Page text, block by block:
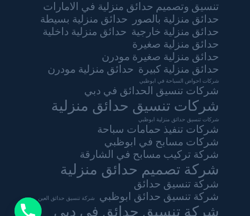
تنسيق وتصميم حدائق منزلية في الامارات
حدائق منزلية بالصور
حدائق منزلية بسيطة
حدائق منزلية خارجية حدائق منزلية داخلية
حدائق منزلية صغيرة
حدائق منزلية صغيرة مودرن
حدائق منزلية كبيرة حدائق منزلية مودرن
شركات احواض السباحة في ابوظبي
شركات تنسيق الحدائق في دبي
شركات تنسيق حدائق منزلية
شركات تنسيق حدائق منزلية ابوظبي
شركات تنفيذ حمامات سباحة
شركات مسابح في ابوظبي
شركة تركيب مسابح في الشارقة
شركة تصميم حدائق منزلية
شركة تنسيق حدائق
شركة تنسيق حدائق ابوظبي
شركة تنسيق حدائق العين
شركة تنسيق حدائق في دبي